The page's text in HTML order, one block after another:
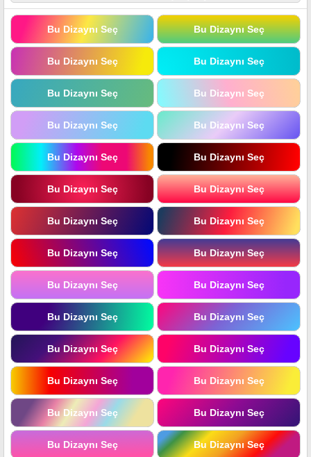
Bu Dizaynı Seç Bu Dizaynı Seç
Bu Dizaynı Seç Bu Dizaynı Seç
Bu Dizaynı Seç Bu Dizaynı Seç
Bu Dizaynı Seç Bu Dizaynı Seç
Bu Dizaynı Seç Bu Dizaynı Seç
Bu Dizaynı Seç Bu Dizaynı Seç
Bu Dizaynı Seç Bu Dizaynı Seç
Bu Dizaynı Seç Bu Dizaynı Seç
Bu Dizaynı Seç Bu Dizaynı Seç
Bu Dizaynı Seç Bu Dizaynı Seç
Bu Dizaynı Seç Bu Dizaynı Seç
Bu Dizaynı Seç Bu Dizaynı Seç
Bu Dizaynı Seç Bu Dizaynı Seç
Bu Dizaynı Seç Bu Dizaynı Seç